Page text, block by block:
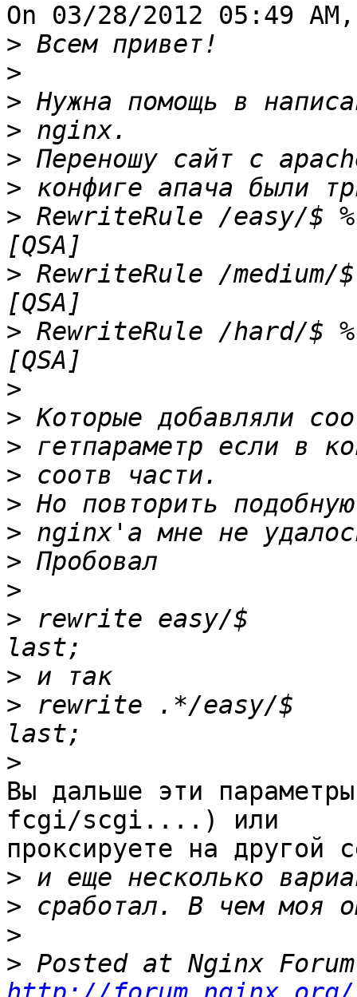
On 03/28/2012 05:49
>
>
>
>
>
>
> RewriteRule /easy/$
> RewriteRule /medium/$
> RewriteRule /hard/$
>
>
>
>
>
>
>
>
> rewrite easy/$ 	$request_filename?dif=1
>
> rewrite .*/easy/$ 	$request_filename?dif=1
>
Вы дальше эти
fcgi/scgi....) или
проксируете на другой
>
>
>
>